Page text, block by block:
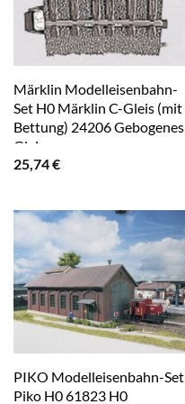
Märklin Modelleisenbahn-
Set H0 Märklin C-Gleis (mit
Bettung) 24206 Gebogenes
Gleis
25,74€
PIKO Modelleisenbahn-Set
Piko H0 61823 H0